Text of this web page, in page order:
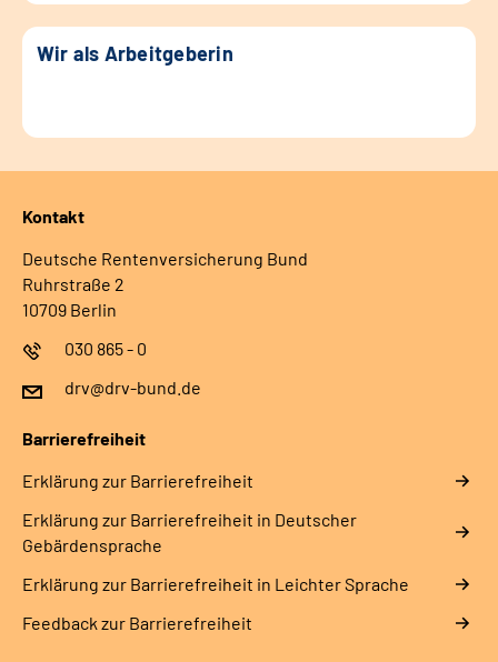
Wir als Arbeitgeberin
Kontakt
Deutsche Rentenversicherung Bund
Ruhrstraße 2
10709 Berlin
030 865 - 0
drv@drv-bund.de
Barrierefreiheit
Erklärung zur Barrierefreiheit
Erklärung zur Barrierefreiheit in Deutscher
Gebärdensprache
Erklärung zur Barrierefreiheit in Leichter Sprache
Feedback zur Barrierefreiheit